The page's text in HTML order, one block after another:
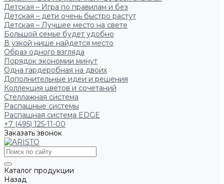
Детская – Игра по правилам и без
Детская – дети очень быстро растут
Детская – Лучшее место на свете
Большой семье будет удобно
В узкой нише найдется место
Образ одного взгляда
Порядок экономии минут
Одна гардеробная на двоих
Дополнительные идеи и решения
Коллекция цветов и сочетаний
Стеллажная система
Распашные системы
Распашная система EDGE
+7 (495) 125-11-00
Заказать звонок
Каталог продукции
Назад